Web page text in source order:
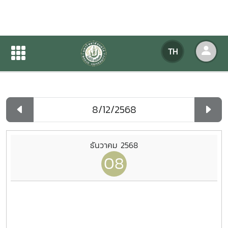
TH
ปฏิทินกิจกรรมของหน่วยงาน
ปฏิทินกิจกรรมของหน่วยงาน
ธันวาคม 2568
08